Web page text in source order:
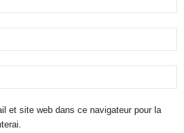
et site web dans ce navigateur pour la